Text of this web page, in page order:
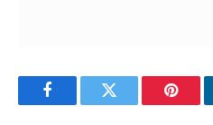
FacebookTwitter